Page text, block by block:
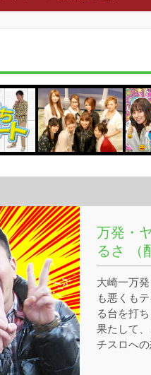
万発・
るさ （
大崎一万
も悪くも
る台を打ち
果たして
チスロへの